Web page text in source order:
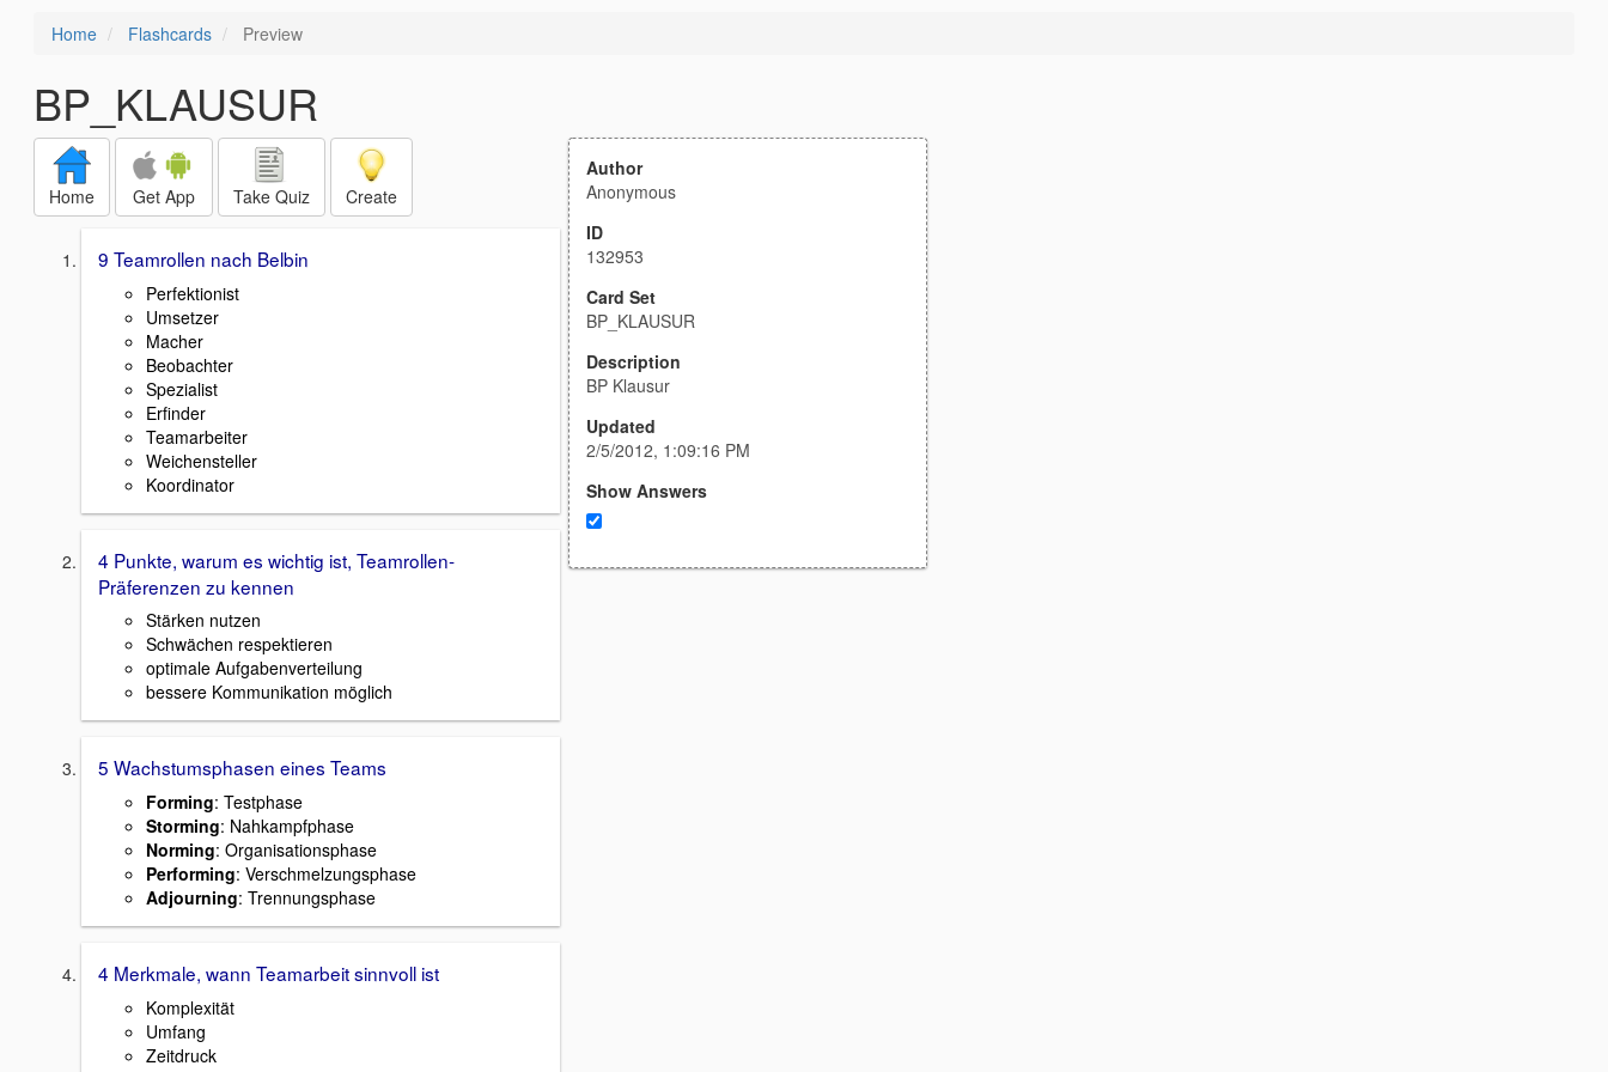
Home Flashcards Preview
BP_KLAUSUR
Home Get App Take Quiz Create
9 Teamrollen nach Belbin
Perfektionist
Umsetzer
Macher
Beobachter
Spezialist
Erfinder
Teamarbeiter
Weichensteller
Koordinator
4 Punkte, warum es wichtig ist, Teamrollen-
Präferenzen zu kennen
Stärken nutzen
Schwächen respektieren
optimale Aufgabenverteilung
bessere Kommunikation möglich
5 Wachstumsphasen eines Teams
Forming: Testphase
Storming: Nahkampfphase
Norming: Organisationsphase
Performing: Verschmelzungsphase
Adjourning: Trennungsphase
4 Merkmale, wann Teamarbeit sinnvoll ist
Komplexität
Umfang
Zeitdruck
Author
Anonymous
ID
132953
Card Set
BP_KLAUSUR
Description
BP Klausur
Updated
2/5/2012, 1:09:16 PM
Show Answers